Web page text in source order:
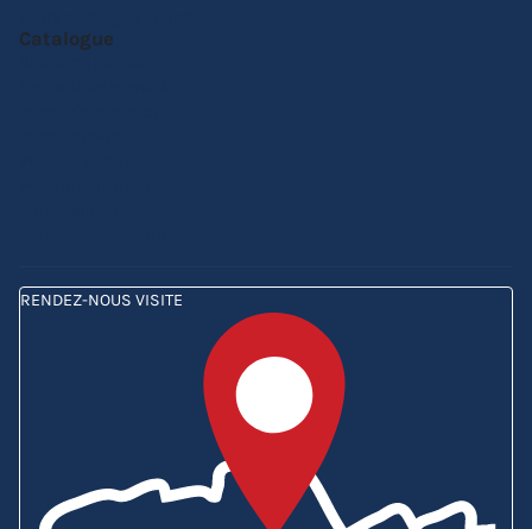
Catalogue
RENDEZ-NOUS VISITE